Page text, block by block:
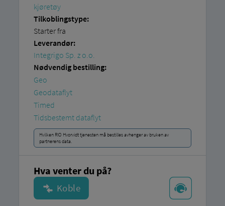
kjøretøy
Tilkoblingstype:
Starter fra
Leverandør:
Integrigo Sp. z o.o.
Nødvendig bestilling:
Geo
Geodataflyt
Timed
Tidsbestemt dataflyt
Hvilken RIO Hvorvidt tjenesten må bestilles avhenger av bruken av
partnerens data.
Hva venter du på?